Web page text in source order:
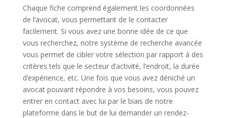
Chaque fiche comprend également les coordonnées
de l’avocat, vous permettant de le contacter
facilement. Si vous avez une bonne idée de ce que
vous recherchez, notre système de recherche avancée
vous permet de cibler votre sélection par rapport à des
critères tels que le secteur d’activité, l’endroit, la durée
d’expérience, etc. Une fois que vous avez déniché un
avocat pouvant répondre à vos besoins, vous pouvez
entrer en contact avec lui par le biais de notre
plateforme dans le but de lui demander un rendez-